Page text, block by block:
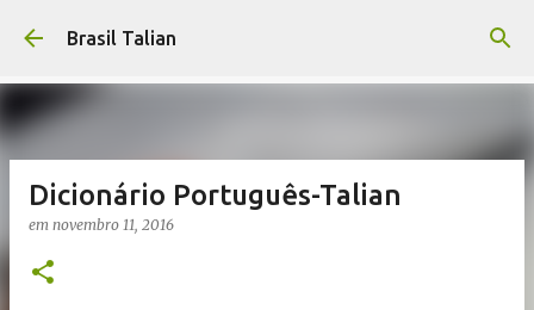
Pular para o conteúdo principal
Brasil Talian
Dicionário Português-Talian
em novembro 11, 2016